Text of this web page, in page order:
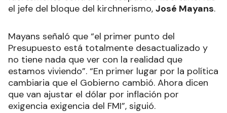
el jefe del bloque del kirchnerismo, José Mayans.
Mayans señaló que “el primer punto del
Presupuesto está totalmente desactualizado y
no tiene nada que ver con la realidad que
estamos viviendo”. “En primer lugar por la política
cambiaria que el Gobierno cambió. Ahora dicen
que van ajustar el dólar por inflación por
exigencia exigencia del FMI”, siguió.